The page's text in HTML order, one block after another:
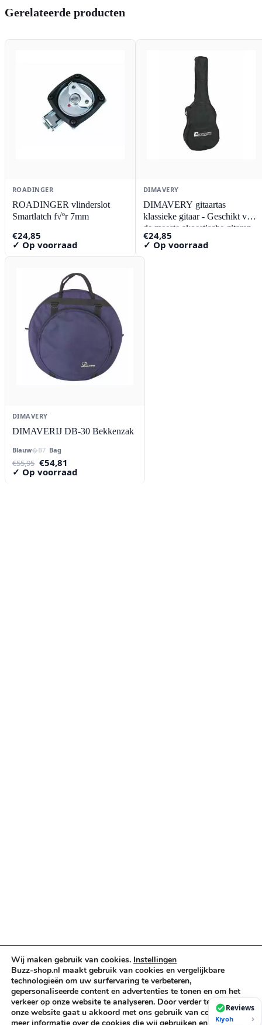
Gerelateerde producten
ROADINGER
ROADINGER vlinderslot
Smartlatch f√ºr 7mm
€24,85
✓ Op voorraad
DIMAVERY
DIMAVERY gitaartas
klassieke gitaar - Geschikt voor
de meeste akoestische gitaren
€24,85
✓ Op voorraad
DIMAVERY
DIMAVERIJ DB-30 Bekkenzak
Blauw Bag
€55,95 Oorspronkelijke
prijs
€54,81
prijs
✓ Op voorraad
Algemene voorwaarden
Privacybeleid
Cookiebeleid
Wij maken gebruik van cookies. Instellingen
Buzz-shop.nl maakt gebruik van cookies en vergelijkbare
technologieën om uw surfervaring te verbeteren,
gepersonaliseerde content en advertenties te tonen en om het
verkeer op onze website te analyseren. Door verder te gaan op
onze website gaat u akkoord met ons gebruik van cookies. Voor
Reviews
Kiyoh ›